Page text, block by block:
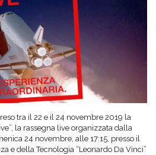
tra il 22 e il 24 novembre 2019 la
la rassegna live organizzata dalla
24 novembre, alle 17:15, presso il
e della Tecnologia “Leonardo Da Vinci”